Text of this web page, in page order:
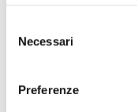
delNecessari
Preferenze